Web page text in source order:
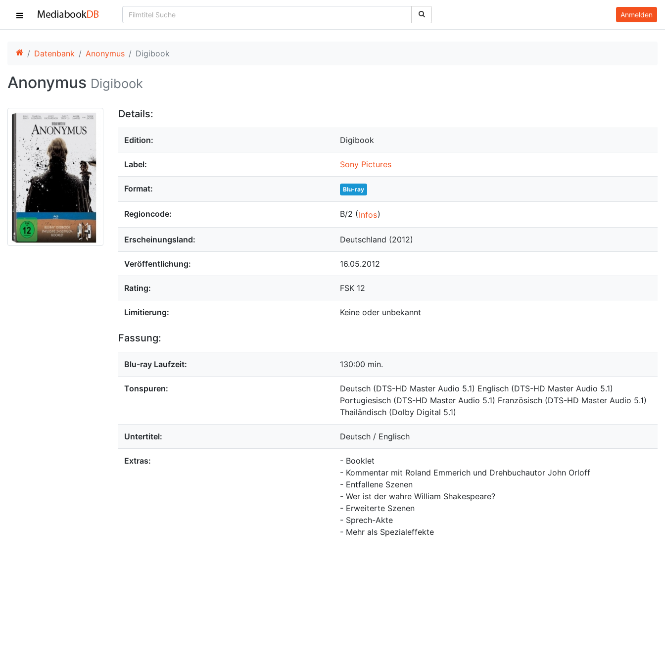
Anmelden
Datenbank Anonymus Digibook
Anonymus Digibook
Details:
Edition: Digibook
Label: Sony Pictures
Format: Blu-ray
Regioncode: B/2 (Infos)
Erscheinungsland: Deutschland (2012)
Veröffentlichung: 16.05.2012
Rating: FSK 12
Limitierung: Keine oder unbekannt
Fassung:
Blu-ray Laufzeit: 130:00 min.
Tonspuren:
Deutsch (DTS-HD Master Audio 5.1) Englisch (DTS-HD Master Audio 5.1)
Portugiesisch (DTS-HD Master Audio 5.1) Französisch (DTS-HD Master Audio 5.1)
Thailändisch (Dolby Digital 5.1)
Untertitel: Deutsch / Englisch
Extras:
- Booklet
- Kommentar mit Roland Emmerich und Drehbuchautor John Orloff
- Entfallene Szenen
- Wer ist der wahre William Shakespeare?
- Erweiterte Szenen
- Sprech-Akte
- Mehr als Spezialeffekte